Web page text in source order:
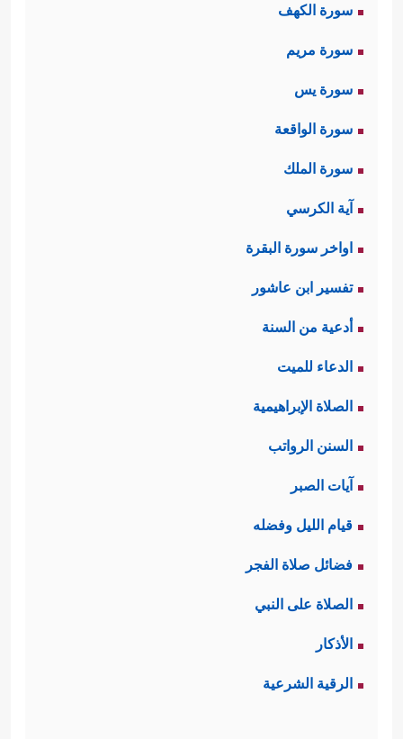
سورة الكهف
سورة مريم
سورة يس
سورة الواقعة
سورة الملك
آية الكرسي
اواخر سورة البقرة
تفسير ابن عاشور
أدعية من السنة
الدعاء للميت
الصلاة الإبراهيمية
السنن الرواتب
آيات الصبر
قيام الليل وفضله
فضائل صلاة الفجر
الصلاة على النبي
الأذكار
الرقية الشرعية